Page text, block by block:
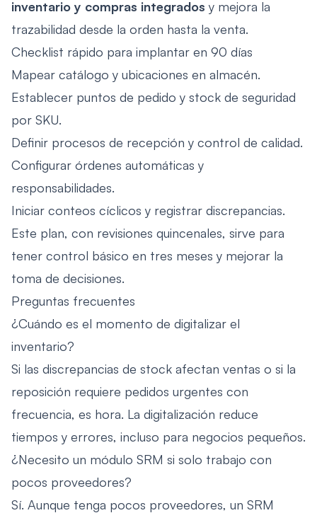
inventario y compras integrados y mejora la
trazabilidad desde la orden hasta la venta.
Checklist rápido para implantar en 90 días
Mapear catálogo y ubicaciones en almacén.
Establecer puntos de pedido y stock de seguridad
por SKU.
Definir procesos de recepción y control de calidad.
Configurar órdenes automáticas y
responsabilidades.
Iniciar conteos cíclicos y registrar discrepancias.
Este plan, con revisiones quincenales, sirve para
tener control básico en tres meses y mejorar la
toma de decisiones.
Preguntas frecuentes
¿Cuándo es el momento de digitalizar el
inventario?
Si las discrepancias de stock afectan ventas o si la
reposición requiere pedidos urgentes con
frecuencia, es hora. La digitalización reduce
tiempos y errores, incluso para negocios pequeños.
¿Necesito un módulo SRM si solo trabajo con
pocos proveedores?
Sí. Aunque tenga pocos proveedores, un SRM